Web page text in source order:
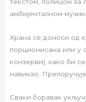
амбијенталном
Храна се доноси од
порционисана или у
конзерви), како би
навикао.
Сваки боравак